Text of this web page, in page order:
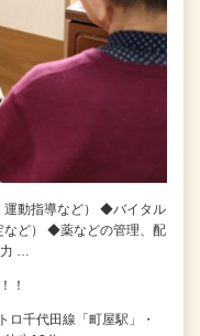
動指導など） ◆バイタル
など） ◆薬などの管理、配
力 …
！
ロ千代田線「町屋駅」・